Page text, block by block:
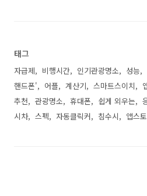
태그
자급제 비행시간 인기관광명소 성능
핸드폰'
어플 계산기 스마트스이치
추천
관광명소 휴대폰 쉽게 외우는
시차
스펙 자동클릭커 침수시 앱스